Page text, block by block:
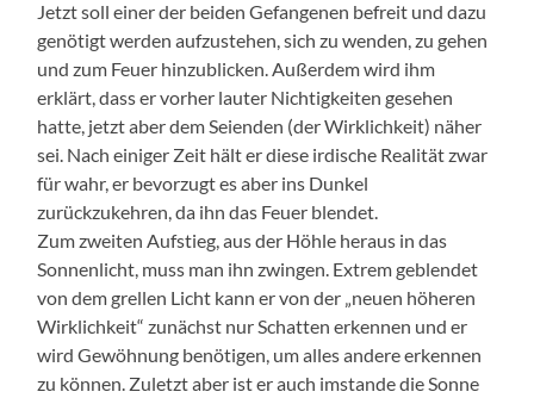
Jetzt soll einer der beiden Gefangenen befreit und dazu
genötigt werden aufzustehen, sich zu wenden, zu gehen
und zum Feuer hinzublicken. Außerdem wird ihm
erklärt, dass er vorher lauter Nichtigkeiten gesehen
hatte, jetzt aber dem Seienden (der Wirklichkeit) näher
sei. Nach einiger Zeit hält er diese irdische Realität zwar
für wahr, er bevorzugt es aber ins Dunkel
zurückzukehren, da ihn das Feuer blendet.
Zum zweiten Aufstieg, aus der Höhle heraus in das
Sonnenlicht, muss man ihn zwingen. Extrem geblendet
von dem grellen Licht kann er von der „neuen höheren
Wirklichkeit“ zunächst nur Schatten erkennen und er
wird Gewöhnung benötigen, um alles andere erkennen
zu können. Zuletzt aber ist er auch imstande die Sonne